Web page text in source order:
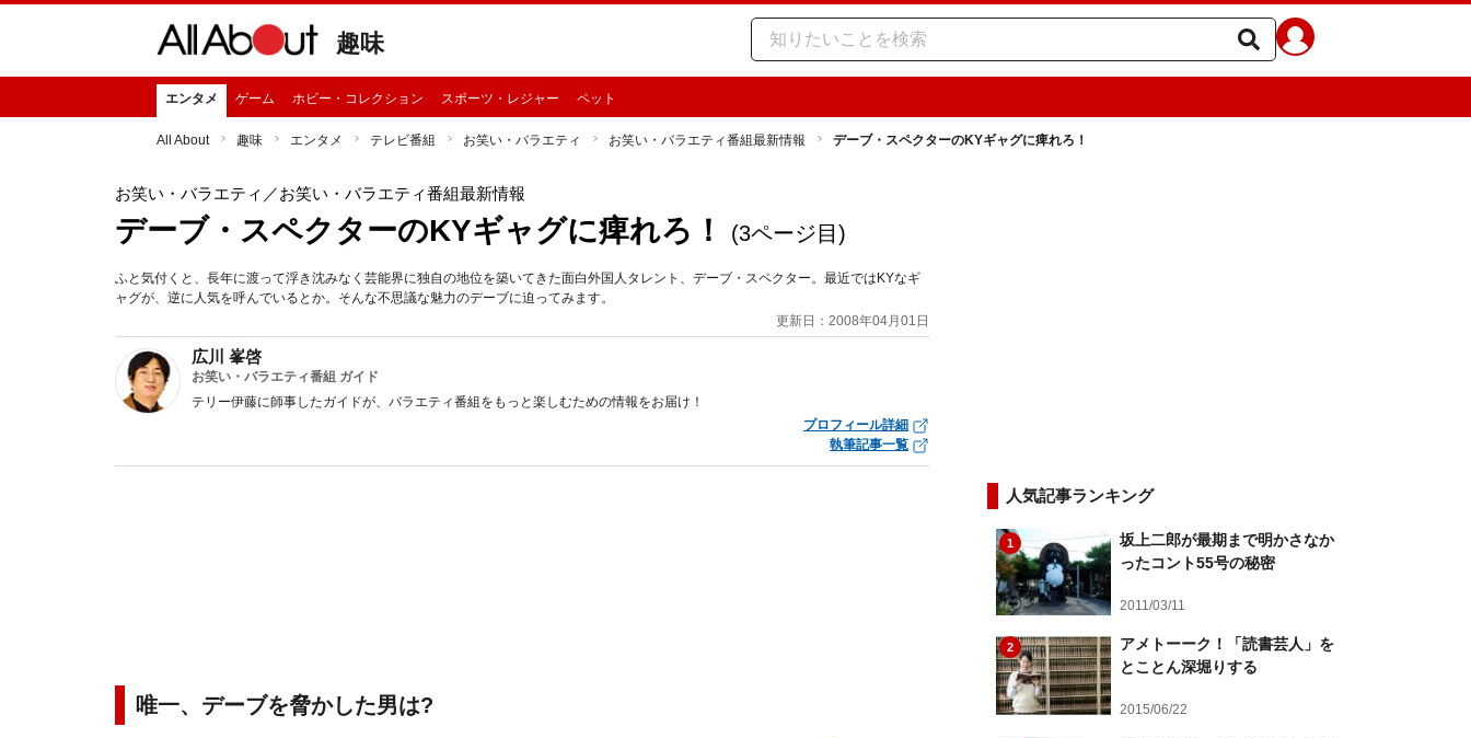
趣味
エンタメ ゲーム ホビー・コレクション スポーツ・レジャー ペット
All About 趣味 エンタメ テレビ番組 お笑い・バラエティ お笑い・バラエティ番組最新情報 デーブ・スペクターのKYギャグに痺れろ！
お笑い・バラエティ ／お笑い・バラエティ番組最新情報
デーブ・スペクターのKYギャグに痺れろ！ (3ページ目)
ふと気付くと、長年に渡って浮き沈みなく芸能界に独自の地位を築いてきた面白外国人タレント、デーブ・スペクター。最近ではKYなギ
ャグが、逆に人気を呼んでいるとか。そんな不思議な魅力のデーブに迫ってみます。
更新日：2008年04月01日
広川 峯啓
お笑い・バラエティ番組 ガイド
テリー伊藤に師事したガイドが、バラエティ番組をもっと楽しむための情報をお届け！
プロフィール詳細
執筆記事一覧
唯一、デーブを脅かした男は?
人気記事ランキング
1
坂上二郎が最期まで明かさなか
ったコント55号の秘密
2011/03/11
2
アメトーーク！「読書芸人」を
とことん深堀りする
2015/06/22